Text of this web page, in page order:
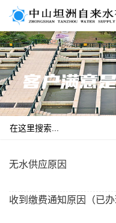
无水供应原因
收到缴费通知原因（已办